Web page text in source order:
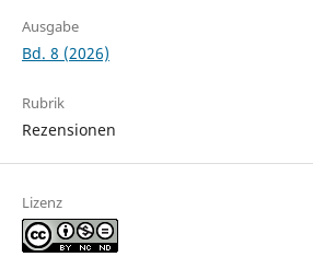
Ausgabe
Bd. 8 (2026)
Rubrik
Rezensionen
Lizenz